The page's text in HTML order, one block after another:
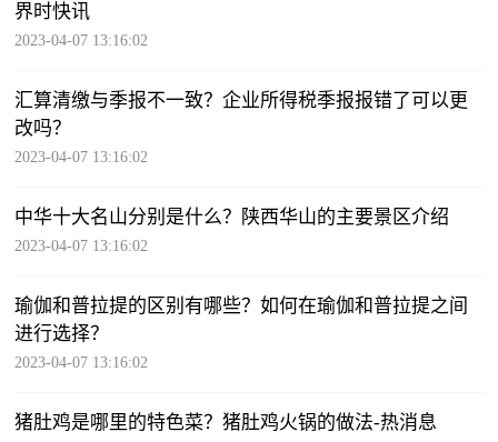
界时快讯
2023-04-07 13:16:02
汇算清缴与季报不一致？企业所得税季报报错了可以更
改吗？
2023-04-07 13:16:02
中华十大名山分别是什么？陕西华山的主要景区介绍
2023-04-07 13:16:02
瑜伽和普拉提的区别有哪些？如何在瑜伽和普拉提之间
进行选择？
2023-04-07 13:16:02
猪肚鸡是哪里的特色菜？猪肚鸡火锅的做法-热消息